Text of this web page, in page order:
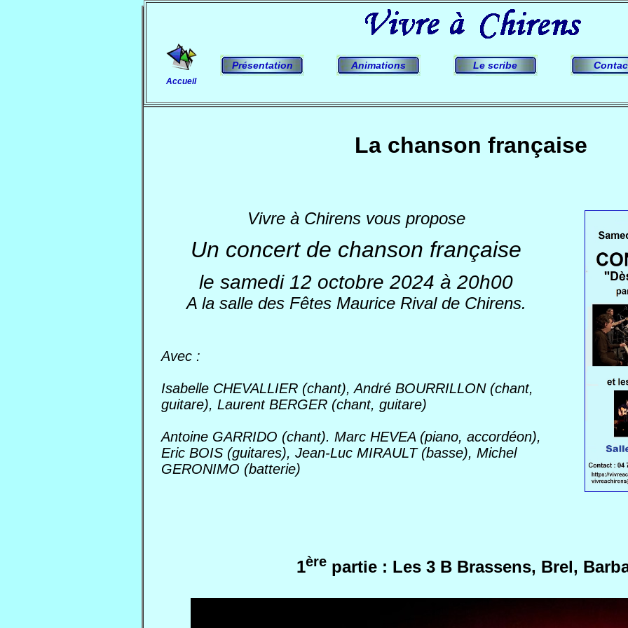
Accueil
Présentation Animations Le scribe
La chanson française
Vivre à Chirens vous propose
Un concert de chanson française
le samedi 12 octobre 2024 à 20h00
A la salle des Fêtes Maurice Rival de Chirens.
Avec :
Isabelle CHEVALLIER (chant), André BOURRILLON (chant,
guitare), Laurent BERGER (chant, guitare)
Antoine GARRIDO (chant). Marc HEVEA (piano, accordéon),
Eric BOIS (guitares), Jean-Luc MIRAULT (basse), Michel
GERONIMO (batterie)
1ère partie : Les 3 B Brassens, Brel,